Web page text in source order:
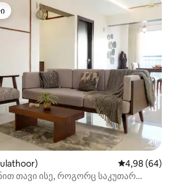
საშუალო
4,98 (64)
თავი ისე, როგორც საკუთარ